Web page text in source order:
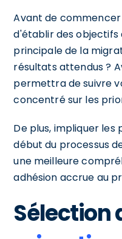
Avant de
d'établir des objectifs
principale de la
résultats attendus ?
permettra de suivre
concentré sur les
De plus, impliquer
début du processus
une meilleure
adhésion accrue au
Sélection